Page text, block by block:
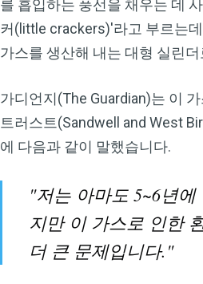
를 흡입하는 풍선을 채우는 데
커(little crackers)'라고 부르는
가스를 생산해 내는 대형 실린
가디언지(The Guardian)는 이
트러스트(Sandwell and West
에 다음과 같이 말했습니다.
"저는 아마도 5~6년
지만 이 가스로 인한
더 큰 문제입니다."